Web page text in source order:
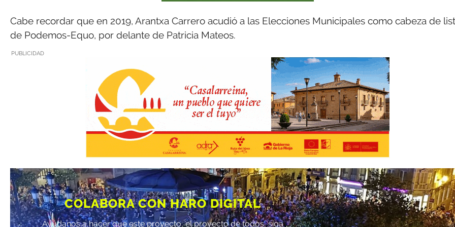
Cabe recordar que en 2019, Arantxa Carrero acudió a las Elecciones Municipales como cabeza de
de Podemos-Equo, por delante de Patricia Mateos.
PUBLICIDAD
COLABORA CON HARO DIGITAL
Ayúdanos a hacer que este proyecto, el proyecto de todos, siga